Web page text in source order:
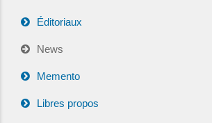
Éditoriaux
News
Memento
Libres propos